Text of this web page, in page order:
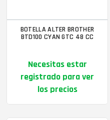
BOTELLA ALTER BROTHER
BTD100 CYAN GTC 48 CC
Necesitas estar
registrado para ver
los precios